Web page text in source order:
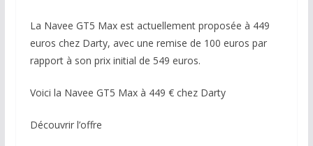
La Navee GT5 Max est actuellement proposée à 449
euros chez Darty, avec une remise de 100 euros par
rapport à son prix initial de 549 euros.
Voici la Navee GT5 Max à 449 € chez Darty
Découvrir l’offre